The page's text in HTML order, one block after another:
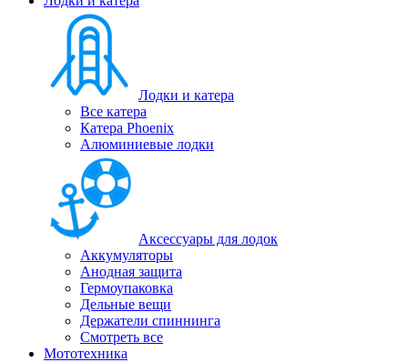
Лодки и катера
Все катера
Катера Phoenix
Алюминиевые лодки
Аксессуары для лодок
Аккумуляторы
Анодная защита
Гермоупаковка
Дельные вещи
Держатели спиннинга
Смотреть все
Мототехника